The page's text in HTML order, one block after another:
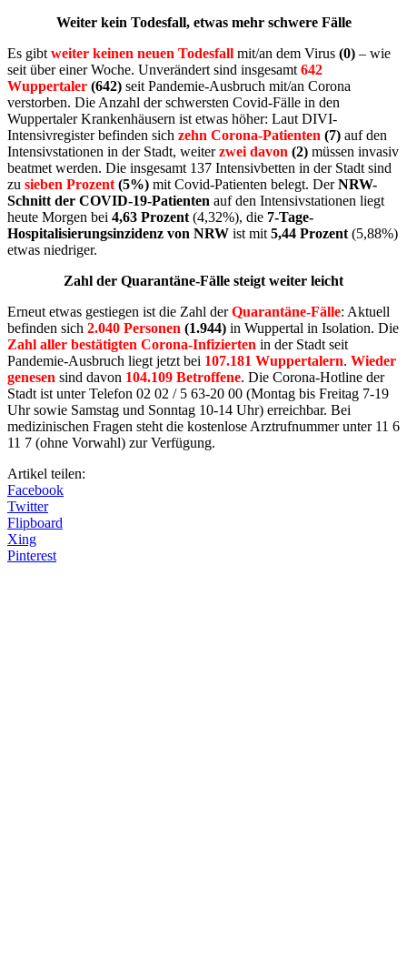
Weiter kein Todesfall, etwas mehr schwere Fälle
Es gibt weiter keinen neuen Todesfall mit/an dem Virus (0) – wie
seit über einer Woche. Unverändert sind insgesamt 642
Wuppertaler (642) seit Pandemie-Ausbruch mit/an Corona
verstorben. Die Anzahl der schwersten Covid-Fälle in den
Wuppertaler Krankenhäusern ist etwas höher: Laut DIVI-
Intensivregister befinden sich zehn Corona-Patienten (7) auf den
Intensivstationen in der Stadt, weiterzwei davon (2) müssen invasiv
beatmet werden. Die insgesamt 137 Intensivbetten in der Stadt sind
zu sieben Prozent (5%) mit Covid-Patienten belegt. DerNRW-
Schnitt der COVID-19-Patienten auf den Intensivstationen liegt
heute Morgen bei 4,63 Prozent (4,32%), die 7-Tage-
Hospitalisierungsinzidenz von NRW ist mit 5,44 Prozent (5,88%)
etwas niedriger.
Zahl der Quarantäne-Fälle steigt weiter leicht
Erneut etwas gestiegen ist die Zahl derQuarantäne-Fälle: Aktuell
befinden sich 2.040 Personen (1.944) in Wuppertal in Isolation. Die
Zahl aller bestätigten Corona-Infizierten in der Stadt seit
Pandemie-Ausbruch liegt jetzt bei 107.181 Wuppertalern. Wieder
genesen sind davon 104.109 Betroffene. Die Corona-Hotline der
Stadt ist unter Telefon 02 02 / 5 63-20 00 (Montag bis Freitag 7-19
Uhr sowie Samstag und Sonntag 10-14 Uhr) erreichbar. Bei
medizinischen Fragen steht die kostenlose Arztrufnummer unter 11 6
11 7 (ohne Vorwahl) zur Verfügung.
Artikel teilen:
Facebook
Twitter
Flipboard
Xing
Pinterest